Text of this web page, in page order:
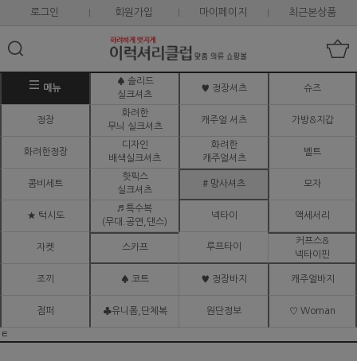
로그인 회원가입 마이페이지 최근본상품
메뉴
♠ 솔리드
실크셔츠
♥ 정장셔츠 슈즈
정장
화려한
무늬 실크셔츠
캐주얼 셔츠 가방&지갑
화려한정장
디자인
배색실크셔츠
화려한
캐주얼셔츠
벨트
콤비세트
핫픽스
실크셔츠
# 망사셔츠 모자
★ 턱시도
♬ 특수복
(무대.공연,댄스)
넥타이 액세서리
자켓 스카프 루프타이
커프스&
넥타이핀
조끼 ♠ 코트 ♥ 정장바지 캐주얼바지
점퍼 ♣유니폼,단체복 원단정보 ♡ Woman
ㅌ